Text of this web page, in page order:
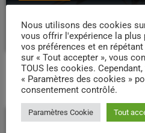
06:00 - 10:00
PROCHAINES ÉMISSIONS
Nostalgie retro
Nous utilisons des cookies
vous offrir l'expérience la
vos préférences et en
sur « Tout accepter », vous
TOUS les cookies.
« Paramètres des cookies »
consentement contrôlé.
Paramètres Cookie Tout